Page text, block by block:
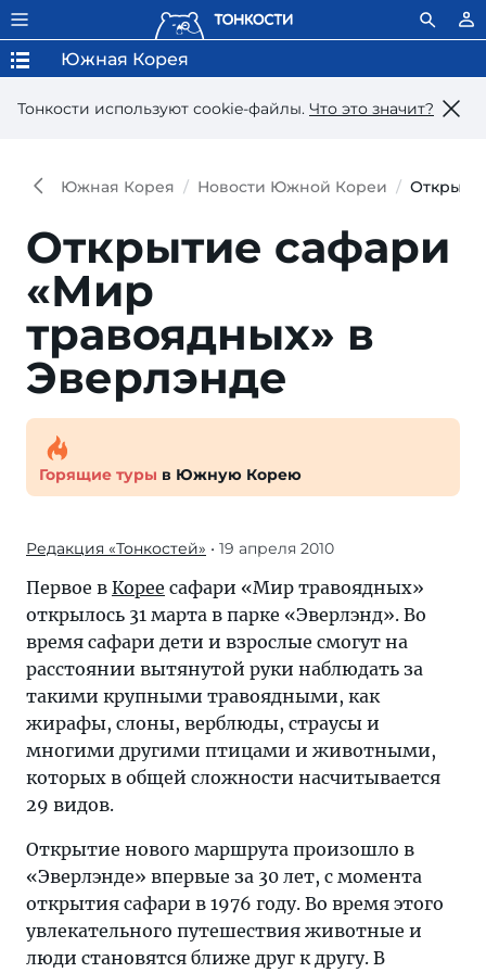
Тонкости используют сookie-файлы. Что это значит?
Южная Корея
Южная Корея Новости Южной Кореи
Открытие сафари
«Мир
травоядных» в
Эверлэнде
Горящие туры в Южную Корею
Редакция «Тонкостей» • 19 апреля 2010
Первое в Корее сафари «Мир травоядных»
открылось 31 марта в парке «Эверлэнд». Во
время сафари дети и взрослые смогут на
расстоянии вытянутой руки наблюдать за
такими крупными травоядными, как
жирафы, слоны, верблюды, страусы и
многими другими птицами и животными,
которых в общей сложности насчитывается
29 видов.
Открытие нового маршрута произошло в
«Эверлэнде» впервые за 30 лет, с момента
открытия сафари в 1976 году. Во время этого
увлекательного путешествия животные и
люди становятся ближе друг к другу. В